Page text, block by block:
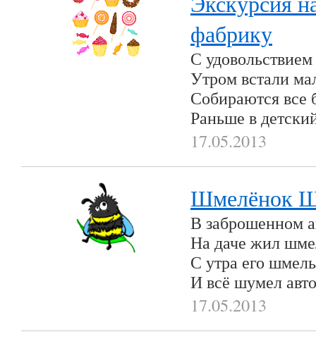
фабрику
С удовольствием
Утром встали
Собираются все
Раньше в
17.05.2013
Шмелёнок
В заброшенном
На даче жил
С утра его
И всё шумел
17.05.2013